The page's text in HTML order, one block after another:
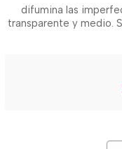
difumina las
transparente y medio.